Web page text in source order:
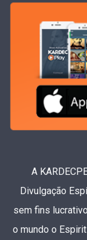
A
Divulgação
sem fins
o mundo o